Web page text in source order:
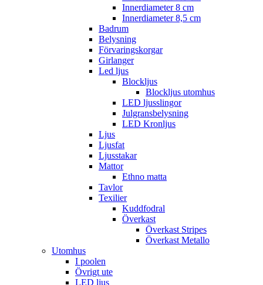
Innerdiameter 8 cm
Innerdiameter 8,5 cm
Badrum
Belysning
Förvaringskorgar
Girlanger
Led ljus
Blockljus
Blockljus utomhus
LED ljusslingor
Julgransbelysning
LED Kronljus
Ljus
Ljusfat
Ljusstakar
Mattor
Ethno matta
Tavlor
Texilier
Kuddfodral
Överkast
Överkast Stripes
Överkast Metallo
Utomhus
I poolen
Övrigt ute
LED ljus